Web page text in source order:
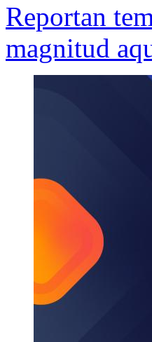
Reportan
magnitud